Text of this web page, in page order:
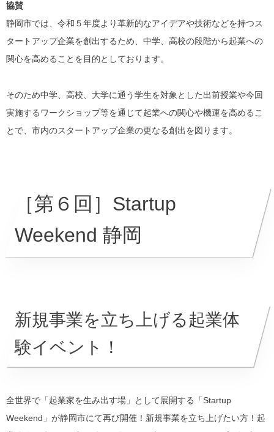
協賛
静岡市では、令和５年度より革新的なアイデアや技術などを持つス
タートアップ企業を創出するため、中学、高校の段階から起業への
関心を高めることを目的としております。
そのため中学、高校、大学に通う学生を対象とした出前授業や今回
実施するワークショップ等を通じて起業への関心や機運を高めるこ
とで、市内のスタートアップ企業の更なる創出を図ります。
［第６回］Startup
Weekend 静岡
新規事業を立ち上げる起業体
験イベント！
全世界で「起業家を生み出す場」として展開する「Startup
Weekend」が静岡市にて再び開催！新規事業を立ち上げたい方！起